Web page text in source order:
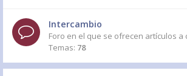
Intercambio
Foro en el que se ofrecen artículos a
Temas: 78